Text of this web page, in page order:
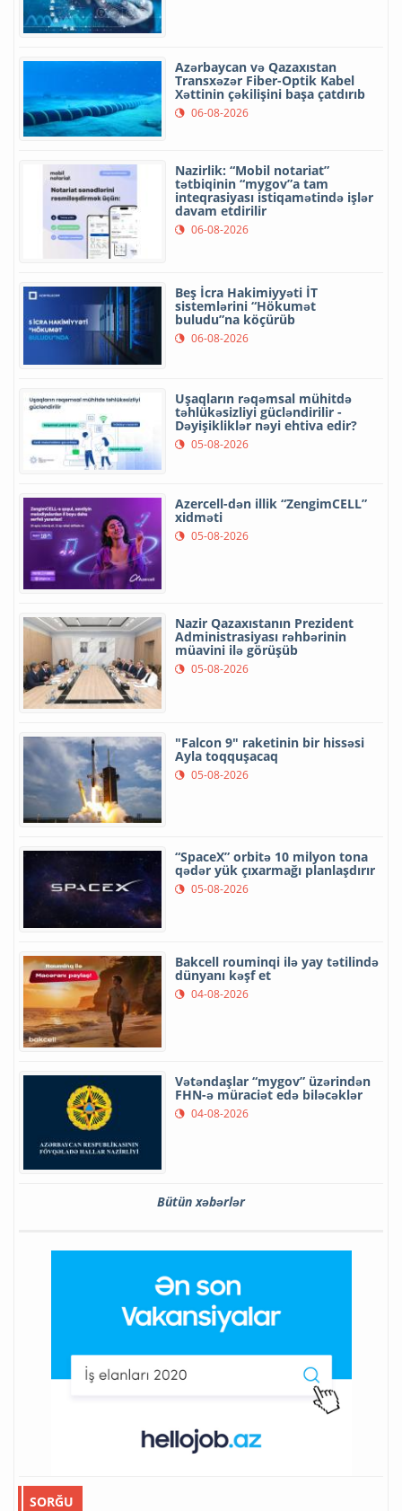
Azərbaycan və Qazaxıstan
Transxəzər Fiber-Optik Kabel
Xəttinin çəkilişini başa çatdırıb
06-08-2026
Nazirlik: “Mobil notariat”
tətbiqinin “mygov”a tam
inteqrasiyası istiqamətində işlər
davam etdirilir
06-08-2026
Beş İcra Hakimiyyəti İT
sistemlərini “Hökumət
buludu”na köçürüb
06-08-2026
Uşaqların rəqəmsal mühitdə
təhlükəsizliyi gücləndirilir -
Dəyişikliklər nəyi ehtiva edir?
05-08-2026
Azercell-dən illik “ZengimCELL”
xidməti
05-08-2026
Nazir Qazaxıstanın Prezident
Administrasiyası rəhbərinin
müavini ilə görüşüb
05-08-2026
"Falcon 9" raketinin bir hissəsi
Ayla toqquşacaq
05-08-2026
“SpaceX” orbitə 10 milyon tona
qədər yük çıxarmağı planlaşdırır
05-08-2026
Bakcell rouminqi ilə yay tətilində
dünyanı kəşf et
04-08-2026
Vətəndaşlar “mygov” üzərindən
FHN-ə müraciət edə biləcəklər
04-08-2026
Bütün xəbərlər
SORĞU